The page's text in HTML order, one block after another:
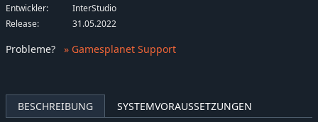
BESCHREIBUNG
SYSTEMVORAUSSETZUNGEN
Entwickler:
InterStudio
Release:
31.05.2022
Probleme? » Gamesplanet Support